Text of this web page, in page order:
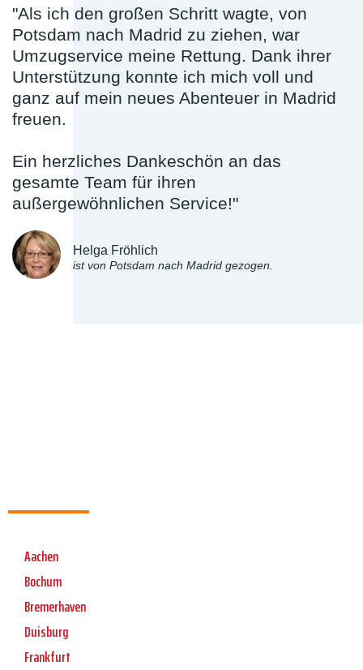
"Als ich den großen Schritt wagte, von
Potsdam nach Madrid zu ziehen, war
Umzugservice meine Rettung. Dank ihrer
Unterstützung konnte ich mich voll und
ganz auf mein neues Abenteuer in Madrid
freuen.
Ein herzliches Dankeschön an das
gesamte Team für ihren
außergewöhnlichen Service!"
Helga Fröhlich
ist von Potsdam nach Madrid gezogen.
Aachen
Bochum
Bremerhaven
Duisburg
Frankfurt